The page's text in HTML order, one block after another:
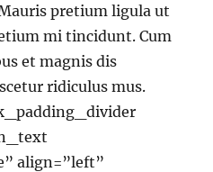
pretium ligula ut
mi tincidunt. Cum
et magnis dis
ridiculus mus.
align=”left”